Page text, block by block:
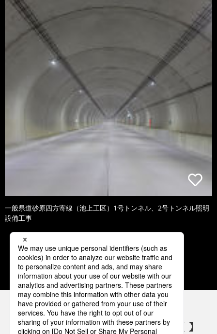
一般県道砂原四方寄線（池上工区）1号トンネル、2号トンネル照明
設備工事
1 2 3 4 5
パナソニックの電気設備 SNSアカウント